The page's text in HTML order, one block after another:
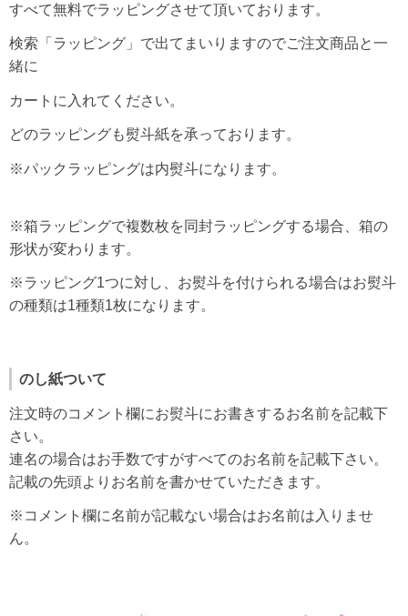
すべて無料でラッピングさせて頂いております。
検索「ラッピング」で出てまいりますのでご注文商品と一
緒に
カートに入れてください。
どのラッピングも熨斗紙を承っております。
※パックラッピングは内熨斗になります。
※箱ラッピングで複数枚を同封ラッピングする場合、箱の
形状が変わります。
※ラッピング1つに対し、お熨斗を付けられる場合はお熨斗
の種類は1種類1枚になります。
のし紙ついて
注文時のコメント欄にお熨斗にお書きするお名前を記載下
さい。
連名の場合はお手数ですがすべてのお名前を記載下さい。
記載の先頭よりお名前を書かせていただきます。
※コメント欄に名前が記載ない場合はお名前は入りませ
ん。